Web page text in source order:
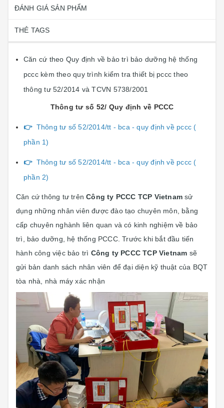
ĐÁNH GIÁ SẢN PHẨM
THẺ TAGS
Căn cứ theo Quy định về bảo trì bảo dưỡng hệ thống
pccc kèm theo quy trình kiểm tra thiết bị pccc theo
thông tư 52/2014 và TCVN 5738/2001
Thông tư số 52/ Quy định về PCCC
👉 Thông tư số 52/2014/tt - bca - quy định về pccc (
phần 1)
👉 Thông tư số 52/2014/tt - bca - quy định về pccc (
phần 2)
Căn cứ thông tư trênCông ty PCCC TCP Vietnam sử
dụng những nhân viên được đào tạo chuyên môn, bằng
cấp chuyên nghành liên quan và có kinh nghiệm về bảo
trì, bảo dưỡng, hệ thống PCCC. Trước khi bắt đầu tiến
hành công việc bảo trì Công ty PCCC TCP Vietnam sẽ
gửi bản danh sách nhân viên để đại diện kỹ thuật của BQT
tòa nhà, nhà máy xác nhận